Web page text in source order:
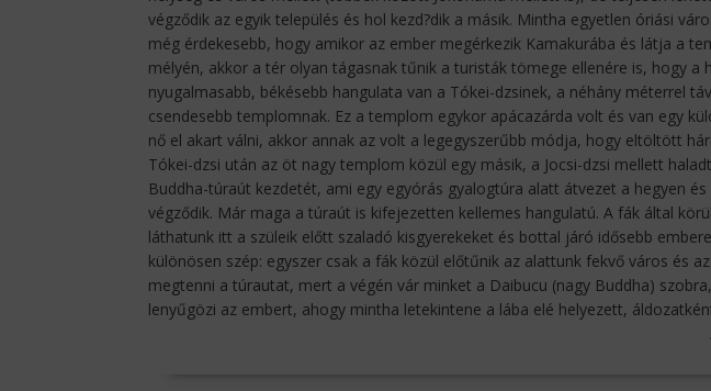
végződik az egyik település és hol kezd?dik a másik. Mintha egyetlen óriási
még érdekesebb, hogy amikor az ember megérkezik Kamakurába és látja a
mélyén, akkor a tér olyan tágasnak tűnik a turisták tömege ellenére is, hogy a
nyugalmasabb, békésebb hangulata van a Tókei-dzsinek, a néhány méterrel
csendesebb templomnak. Ez a templom egykor apácazárda volt és van egy
nő el akart válni, akkor annak az volt a legegyszerűbb módja, hogy eltöltött
Tókei-dzsi után az öt nagy templom közül egy másik, a Jocsi-dzsi mellett
Buddha-túraút kezdetét, ami egy egyórás gyalogtúra alatt átvezet a hegyen
végződik. Már maga a túraút is kifejezetten kellemes hangulatú. A fák által
láthatunk itt a szüleik előtt szaladó kisgyerekeket és bottal járó idősebb
különösen szép: egyszer csak a fák közül előtűnik az alattunk fekvő város és
megtenni a túrautat, mert a végén vár minket a Daibucu (nagy Buddha)
lenyűgözi az embert, ahogy mintha letekintene a lába elé helyezett,